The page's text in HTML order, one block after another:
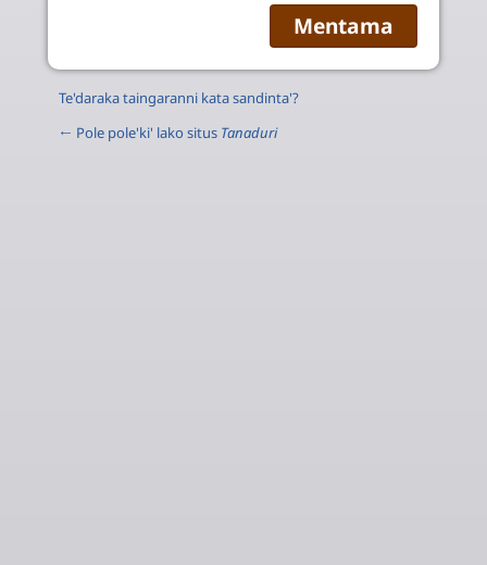
Te'daraka taingaranni kata sandinta'?
← Pole pole'ki' lako situs Tanaduri